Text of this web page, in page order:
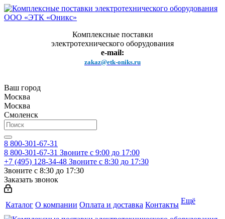
Комплексные поставки
электротехнического оборудования
e-mail:
zakaz@etk-oniks.ru
Ваш город
Москва
Москва
Смоленск
8 800-301-67-31
8 800-301-67-31 Звоните с 9:00 до 17:00
+7 (495) 128-34-48 Звоните с 8:30 до 17:30
Звоните с 8:30 до 17:30
Заказать звонок
Каталог О компании Оплата и доставка Контакты Ещё